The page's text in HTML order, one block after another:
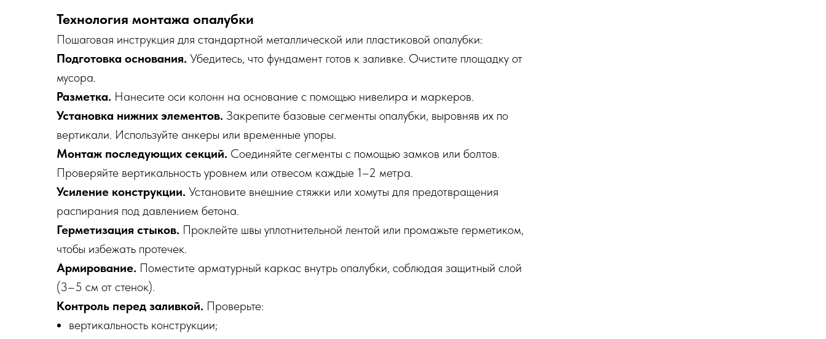
Технология монтажа опалубки
Пошаговая инструкция для стандартной металлической или пластиковой опалубки:
Подготовка основания. Убедитесь, что фундамент готов к заливке. Очистите площадку от
мусора.
Разметка. Нанесите оси колонн на основание с помощью нивелира и маркеров.
Установка нижних элементов. Закрепите базовые сегменты опалубки, выровняв их по
вертикали. Используйте анкеры или временные упоры.
Монтаж последующих секций. Соединяйте сегменты с помощью замков или болтов.
Проверяйте вертикальность уровнем или отвесом каждые 1–2 метра.
Усиление конструкции. Установите внешние стяжки или хомуты для предотвращения
распирания под давлением бетона.
Герметизация стыков. Проклейте швы уплотнительной лентой или промажьте герметиком,
чтобы избежать протечек.
Армирование. Поместите арматурный каркас внутрь опалубки, соблюдая защитный слой
(3–5 см от стенок).
Контроль перед заливкой. Проверьте:
вертикальность конструкции;